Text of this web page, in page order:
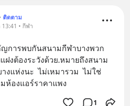
ติดตาม
• กีฬา
ญการพบกันสนามกีฬาบางพวก
ฝงต้องระวังด้วย.หมายถึงสนาม
งแห่งนะ  ไม่เหมารวม  ไม่ใช่
ห้องแอร์ราคาแพง
1